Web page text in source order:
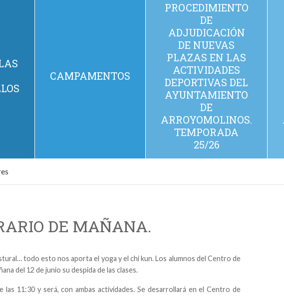
CAMPAMENTOS
PROCEDIMIENTO
DE
ADJUDICACIÓN
DE NUEVAS
PLAZAS EN LAS
ACTIVIDADES
DEPORTIVAS DEL
AYUNTAMIENTO
DE
ARROYOMOLINOS.
TEMPORADA
25/26
DE MAÑANA.
todo esto nos aporta el yoga y el chi kun. Los alumnos del Centro de
del 12 de junio su despida de las clases.
11:30 y será, con ambas actividades. Se desarrollará en el Centro de